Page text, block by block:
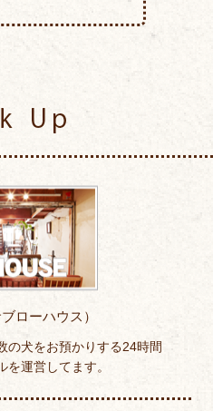
ローハウス）
の犬をお預かりする24時間
運営してます。